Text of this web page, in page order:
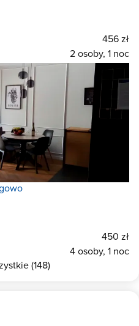
456 zł
2 osoby, 1 noc
450 zł
4 osoby, 1 noc
(148)